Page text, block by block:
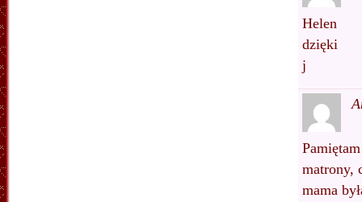
Helen
dzięki
j
matrony,
mama